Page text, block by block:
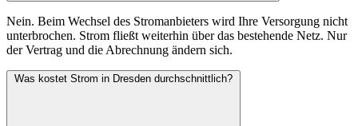
Nein. Beim Wechsel des Stromanbieters wird Ihre Versorgung nicht
unterbrochen. Strom fließt weiterhin über das bestehende Netz. Nur
der Vertrag und die Abrechnung ändern sich.
Was kostet Strom in Dresden durchschnittlich?